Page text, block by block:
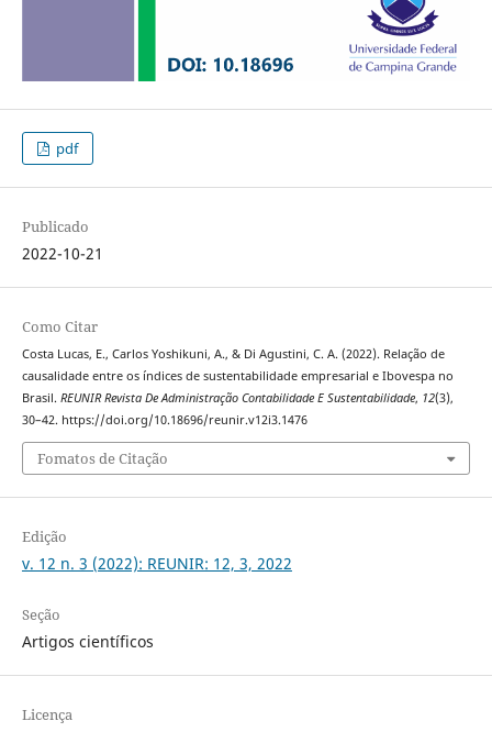
pdf
Publicado
2022-10-21
Como Citar
Costa Lucas, E., Carlos Yoshikuni, A., & Di Agustini, C. A. (2022). Relação de
causalidade entre os índices de sustentabilidade empresarial e Ibovespa no
Brasil. REUNIR Revista De Administração Contabilidade E Sustentabilidade, 12(3),
30–42. https://doi.org/10.18696/reunir.v12i3.1476
Fomatos de Citação
Edição
v. 12 n. 3 (2022): REUNIR: 12, 3, 2022
Seção
Artigos científicos
Licença